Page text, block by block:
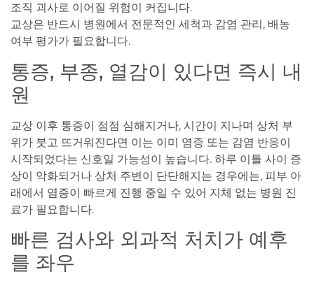
조직 괴사로 이어질 위험이 커집니다.
교상은 반드시 병원에서 전문적인 세척과 감염 관리, 배농
여부 평가가 필요합니다.
통증, 부종, 열감이 있다면 즉시 내
원
교상 이후 통증이 점점 심해지거나, 시간이 지나며 상처 부
위가 붓고 뜨거워진다면 이는 이미 염증 또는 감염 반응이
시작되었다는 신호일 가능성이 높습니다. 하루 이틀 사이 증
상이 악화되거나 상처 주변이 단단해지는 경우에는, 피부 아
래에서 염증이 빠르게 진행 중일 수 있어 지체 없는 병원 진
료가 필요합니다.
빠른 검사와 외과적 처치가 예후
를 좌우